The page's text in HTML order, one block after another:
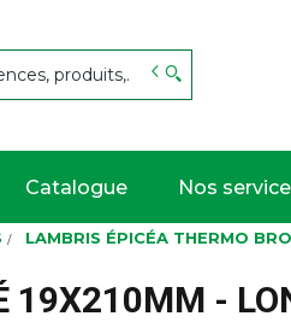
Catalogue Nos
LAMBRIS ÉPICÉA THERMO
19X210MM -